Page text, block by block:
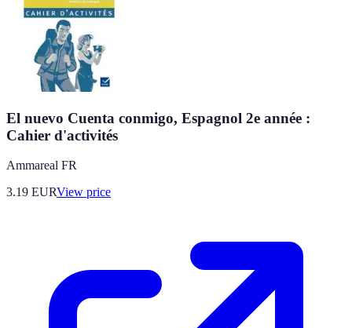
El nuevo Cuenta conmigo, Espagnol 2e année :
Cahier d'activités
Ammareal FR
3.19 EURView price